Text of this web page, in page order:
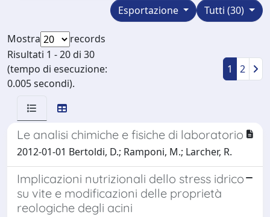
Tutti (30)
Esportazione
Mostra
records
Risultati 1 - 20 di 30
(tempo di esecuzione:
0.005 secondi).
1 2
Le analisi chimiche e fisiche di laboratorio
2012-01-01 Bertoldi, D.; Ramponi, M.; Larcher, R.
Implicazioni nutrizionali dello stress idrico
su vite e modificazioni delle proprietà
reologiche degli acini